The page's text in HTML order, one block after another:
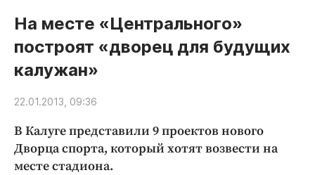
Новости компаний
Статьи
Народные новости
Авто и транспорт
Криминал
Культура
На месте «Центрального»
построят «дворец для будущих
калужан»
22.01.2013, 09:36
В Калуге представили 9 проектов нового
Дворца спорта, который хотят возвести на
месте стадиона.